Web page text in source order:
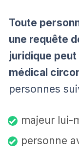
Toute
une requête
juridique
médical
personnes
majeur lui-
personne